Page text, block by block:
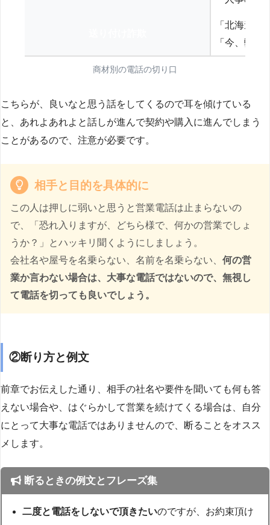
「北海道
「今、弊
商材別の電話の切り口
こちらが、良いなと思う話をしてくるので耳を傾けている
と、あれよあれよと話しが進んで契約や購入に進んでしまう
ことがあるので、注意が必要です。
相手と目的を具体的に
この人は押しに弱いと思うと営業電話は止まらないの
で、「恐れ入りますが、どちら様で、何かの営業でしょ
うか？」とハッキリ聞くようにしましょう。
会社名や屋号を名乗らない、名前を名乗らない、 何の営
業か言わない場合は、大事な電話ではないので、無視し
て電話を切っても良いでしょう。
②断り方と例文
前章でお伝えした通り、相手の社名や要件を聞いても何も答
えない場合や、はぐらかして営業を続けてくる場合は、自分
にとって大事な電話ではありませんので、断ることをオスス
メします。
断るときの例文とフレーズ集
二度と電話をしないで頂きたいのですが、お約束頂け